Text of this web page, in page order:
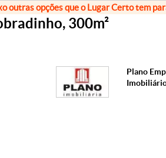
outras opções que o Lugar Certo tem
300m²
Plano